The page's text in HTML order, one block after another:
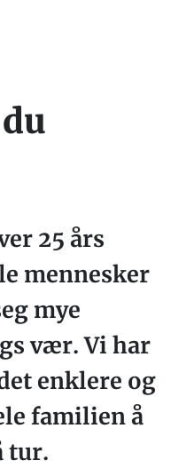
25 års
mennesker
mye
vær. Vi har
enklere og
familien å
tur.